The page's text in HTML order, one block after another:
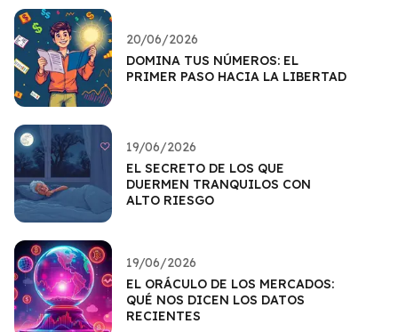
20/06/2026
DOMINA TUS NÚMEROS: EL
PRIMER PASO HACIA LA LIBERTAD
19/06/2026
EL SECRETO DE LOS QUE
DUERMEN TRANQUILOS CON
ALTO RIESGO
19/06/2026
EL ORÁCULO DE LOS MERCADOS:
QUÉ NOS DICEN LOS DATOS
RECIENTES